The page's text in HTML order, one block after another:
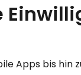
Apps bis hin